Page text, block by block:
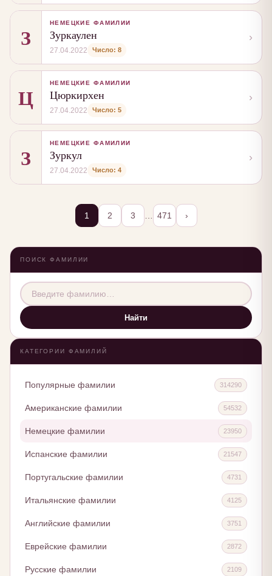
З НЕМЕЦКИЕ ФАМИЛИИ
Зуркаулен
27.04.2022 Число: 8
›
Ц НЕМЕЦКИЕ ФАМИЛИИ
Цюркирхен
27.04.2022 Число: 5
›
З НЕМЕЦКИЕ ФАМИЛИИ
Зуркул
27.04.2022 Число: 4
›
1 2 3 471 ›
ПОИСК ФАМИЛИИ
Найти
КАТЕГОРИИ ФАМИЛИЙ
Популярные фамилии 314290
Американские фамилии 54532
Немецкие фамилии 23950
Испанские фамилии 21547
Португальские фамилии 4731
Итальянские фамилии 4125
Английские фамилии 3751
Еврейские фамилии 2872
Русские фамилии 2109